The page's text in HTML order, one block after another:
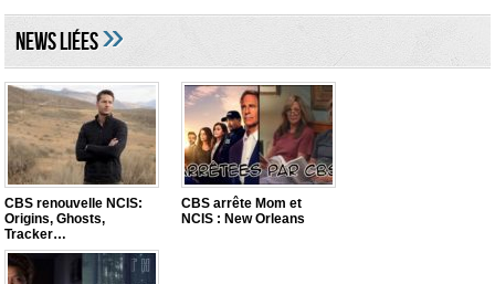
NEWS LIéES»
CBS renouvelle NCIS:
Origins, Ghosts,
Tracker…
CBS arrête Mom et
NCIS : New Orleans